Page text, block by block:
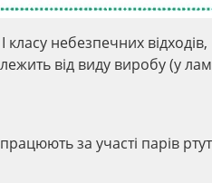
небезпечних відходів,
від виду виробу (у
за участі парів